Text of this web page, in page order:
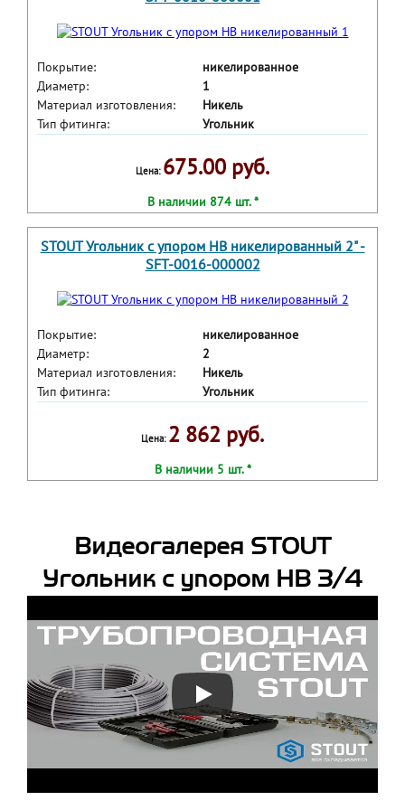
Покрытие:
никелированное
Диаметр:
1
Материал изготовления:
Никель
Тип фитинга:
Угольник
Цена: 675.00 руб.
В наличии 874 шт. *
STOUT Угольник с упором НВ никелированный 2" -
SFT-0016-000002
Покрытие:
никелированное
Диаметр:
2
Материал изготовления:
Никель
Тип фитинга:
Угольник
Цена: 2 862 руб.
В наличии 5 шт. *
Видеогалерея STOUT
Угольник с упором НВ 3/4